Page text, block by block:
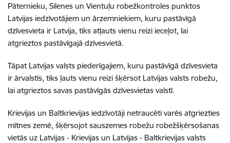
Pāternieku, Silenes un Vientuļu robežkontroles punktos
Latvijas iedzīvotājiem un ārzemniekiem, kuru pastāvīgā
dzīvesvieta ir Latvija, tiks atļauts vienu reizi ieceļot, lai
atgrieztos pastāvīgajā dzīvesvietā.
Tāpat Latvijas valsts piederīgajiem, kuru pastāvīgā dzīvesvieta
ir ārvalstīs, tiks ļauts vienu reizi šķērsot Latvijas valsts robežu,
lai atgrieztos savas pastāvīgās dzīvesvietas valstī.
Krievijas un Baltkrievijas iedzīvotāji netraucēti varēs atgriezties
mītnes zemē, šķērsojot sauszemes robežu robežšķērsošanas
vietās uz Latvijas - Krievijas un Latvijas - Baltkrievijas valsts